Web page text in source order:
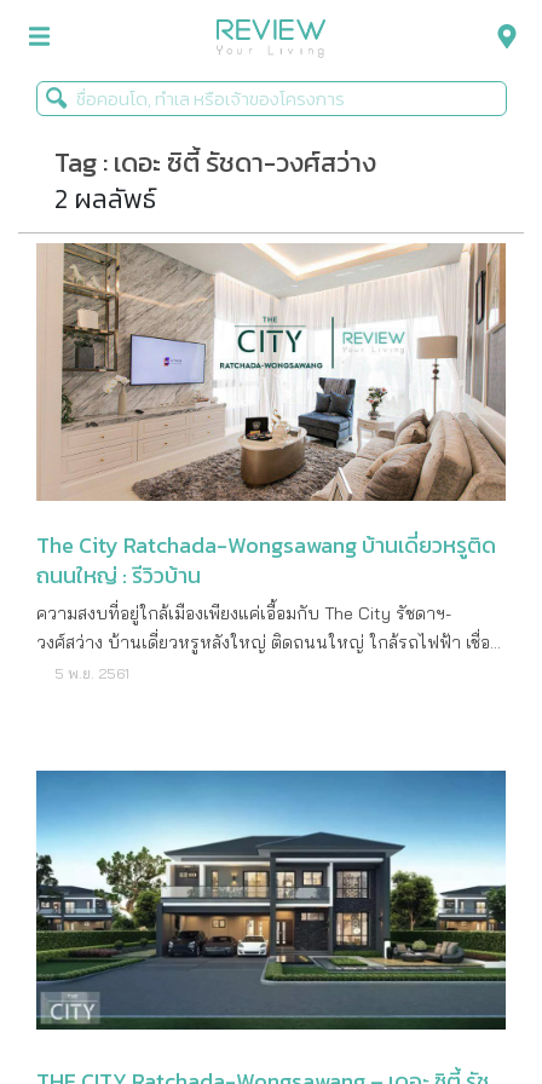
รีวิวคอนโด
รีวิวบ้าน
รีวิวทาวน์โฮม
Life+Style
Infographic
ข่าวโปรโมชั่น
Tag : เดอะ ซิตี้ รัชดา-วงศ์สว่าง
2 ผลลัพธ์
The City Ratchada-Wongsawang บ้านเดี่ยวหรูติด
ถนนใหญ่ : รีวิวบ้าน
ความสงบที่อยู่ใกล้เมืองเพียงแค่เอื้อมกับ The City รัชดาฯ-วงศ์สว่าง บ้านเดี่ยวหรูหลังใหญ่ ติดถนนใหญ่ ใกล้รถไฟฟ้า เชื่อมต่อเมืองและถนนรัชดาภิเษก รองรับครอบครัวที่กำลังขยายในอนาคต ให้บรรยากาศสังคมส่วนตัวเพียง 94 ยูนิต มาพร้อมกับส่วนกลางที่หาไม่ได้จากที่ไหนกับ The Club ตอบโจทย์คนเมืองผสมผสานเข้ากับสังคมส่วนตัว ทำเล The City รัชดาฯ-วงศ์สว่าง ตั้งอยู่บนถนนนครอินทร์ ซึ่งเป็นชานเมืองจังหวัดนนทบุรี โดยถนนเส้นนี้เป็นจุดเชื่อมเข้าไปในตัวเมืองอย่างกรุงเทพมหานครได้หลายเส้นทาง เริ่มต้นที่ถนนนครอินทร์เชื่อมไปยังถนนกรุงเทพ – นนทบุรียาวเข้าสู่ถนนรัชดาภิเษก และถนนวงศ์สว่าง หรือจะใช้ถนนติวานนท์เพื่อเชื่อมไปยังถนนงามวงศ์วาน นอกจากนี้เพิ่มความสะดวกสบายในการเดินทางยังสามารถใช้ทางด่วนเพียง 10 นาทีเข้าสู่ตัวเมือง โดยใช้ถนนพิบูลย์สงครามไปยังทางด่วนสะพานพระราม 7 หรือกลับรถเพื่อขึ้นทางด่วนประชาชื่นและงามวงศ์วาน ห่างไม่ไกลตัวโครงการยังอยู่ใกล้กับรถไฟฟ้า MRT สายสีม่วงสถานีแยกติวานนท์ 1.3 กม. และสถานีกระทรวงสาธารณสุข 1.5 กม นอกจากการเดินทางจะสะดวกสบายรอบด้านแล้ว สิ่งอำนวยความสะดวกรอบโครงการครบครันทั้งร้านอาหารที่มากอย่างบนถนนวงศ์สว่างต่อไปยังบนถนนรัชดาภิเษกก็จะพบสิ่งอำนวยความสะดวกอย่างห่างสรรพสินค้า Major Cineplex Ratchayothin หรือ Big C วงศ์สว่าง นอกจากใกล้แหล่งช็อปปิ้งและยังอุ่นใจใกล้มือหมออย่าง โรงพยาบาลเกษมราษฎร์ ประชาชื่น นอกจากนี้ยังอยู่ใกล้มหาวิทยาลัยเทคโนโลยีพระจอมเกล้า พระนครเหนือ ถัดมาตั้งต้นที่ถนนติวานนท์ยาวไปถึงถนนงามวงศ์วานเป็นอีกถนนเส้นหนึ่งที่รวมสิ่งอำนวยความสะดวกไว้มากอย่าง The Mall งามวงศ์วาน , Esplanade งามวงศ์วาน-แคราย , โรงพยาบาล นนทเวช , โรงพยาบาลวิภาวดี , มหาวิทยาลัยเกษตรศาสตร์ และยังสามารถเดินทางไปยังเซ็นทรัลลาดพร้าว และ ถนนวิภาวดี-รังสิต โดยเชื่อมผ่านเส้นทาง ถนนรัชดาภิเษก ได้อย่างสะดวกอีกด้วย ภาพรวมโครงการ The City รัชดาฯ-วงศ์สว่าง โครงการบ้านเดี่ยว 2 ชั้น บนพื้นที่ 31 ไร่ จึงทำให้มีความเป็นสังคมส่วนตัวอย่างมากเพราะทั้งโครงการมีเพียง 94 ยูนิตเท่านั้น และสิ่งที่พิเศษไม่เหมือนใครที่ไหนกับ Facility อย่าง "The Club" ผสมผสานไลฟ์สไตล์ตอบโจทย์ของครอบครัวคนเมืองให้เข้ากับสังคมส่วนตัว โดยเริ่มต้นตั้งแต่ทางเข้าหน้าประตูโครงการตรงเข้ามาจะเห็นซุ้มประตูมีป้อมของเจ้าหน้าที่รักษาความปลอดภัยตลอด 24 ชั่วโมง และเพิ่มความอุ่นใจกับระบบ Access Card สำหรับเข้าออกโครงการและ CCTV ทางเข้า – ออกโครงการ รับรองความปลอดภัยของผู้อยู่อาศัยอย่างแน่นอน เมื่อผ่านประตู ถัดมาจากประตูทางเข้าโครงการก็จะพบกับ "The Club" สถานที่ให้ครอบครัวหรือเพื่อนบ้านมาร่วมทำกิจกรรม โดยชั้นแรกจะเป็น "Lounge" ไว้คอยตอนรับแขกหรือเป็นที่พบปะพูดคุย ภายในห้องตกแต่งให้บรรยากาศหรูหรา ด้านข้างเป็นสระว่ายน้ำระบบเกลือ ซึ่งด้านปลายสระมีสระเด็กไว้เป็นแบบ Jacuzzi สามารถให้ผู้ใหญ่หรือเด็กลงมาแช่ผ่อนคลายได้ครับ และด้านข้างของ "The Club" มีพื้นที่นั่งเล่นในสวนหย่อมเพื่อให้ลูกบ้านเปลี่ยนบรรยากาศใกล้ชิดกับธรรมชาติมากขึ้นครับ ในส่วนของชั้น 2 จะเป็นห้องสำหรับนิติบุคคลให้เดินขึ้นต่อไปอีกชั้น จะพบกับ Co-working Space ให้ลูกบ้านบ้านทุกท่านเปลี่ยนบรรยากาศการทำงาน คิดงานไอเดียใหม่ๆ และมาคู่กับ Play Room พื้นที่จัดกิจกรรมสังสรรค์เล็กๆ อย่างเป็นส่วนตัว ลึกเข้าไปอีกห้องจะพบกับ Cinema Room ผ่อนคลายวันหยุดกับครอบครัวที่ไม่ต้องไปดูในโรงภาพยนตร์ที่ไหนทางโครงการได้ยกมาไว้ให้แล้ว อีกด้านเป็นส่วนของ Fitness สำหรับลูกบ้านที่รักสุขภาพ มาพร้อมกับอุปกรณ์ที่ครบครัน Unit Plan CITY RETREAT : พื้นที่ใช้สอย 262 ตร.ม. 4 ห้องนอน 4 ห้องน้ำ 2 ที่จอดรถ 1 พื้นที่เอกประสงค์ 1 ห้องครัว และ 1 ห้องแม่บ้าน CITY SPACIOUS : พื้นที่ใช้สอย 309 ตร.ม. 4 ห้องนอน 4 ห้องน้ำ 3 ที่จอดรถ 1 พื้นที่เอกประสงค์ 1 ห้องครัว และ 1 ห้องแม่บ้าน CITY SCENERY : พื้นที่ใช้สอย 375 ตร.ม. 5 ห้องนอน 6 ห้องน้ำ 3 ที่จอดรถ 1 พื้นที่เอกประสงค์ 1 ห้องครัว และ 1 ห้องแม่บ้าน CITY MYER : พื้นที่ใช้สอย 388 ตร.ม. 4 ห้องนอน 5 ห้องน้ำ 3 ที่จอดรถ 1 พื้นที่เอกประสงค์ 1 ห้องครัว และ 1 ห้องแม่บ้าน CITY LUX LODGE : พื้นที่ใช้สอย 500 ตร.ม. 5 ห้องนอน 6 ห้องน้ำ 4 ที่จอดรถ 1 พื้นที่เอกประสงค์ 1 ห้องครัว และ 1 ห้องแม่บ้าน ชมบ้านตัวอย่าง บ้านตัวอย่างที่จะพาชมวันนี้มีสองแบบครับ ซึ่งแบบแรกที่จะพาไปชมคือ CITY SPACIOUS พื้นที่ใช้สอย 309 ตร.ม. 4 ห้องนอน 4 ห้องน้ำ 3 ที่จอดรถ 1 พื้นที่เอกประสงค์ 1 ห้องครัว และ 1 ห้องแม่บ้าน เป็นบ้านเดี่ยว 2 ชั้น สำหรับที่จอดรถในร่มกว้างขวางจอดรถได้ถึง 3 คันและมีประตูเชื่อมเข้าไปยังตัวบ้าน จุดเด่นของบ้านแบบนี้คือมีพื้นที่กว้าง ชั้นล่างสามารถทำห้องนั่งเล่นได้ถึงสองห้อง หรืออาจปรับเปลี่ยนฟังก์ชันสร้างห้องเพิ่มเติมเป็นห้องนอนสำหรับแขกหรือแม้แต่จะปรับเป็นห้องสูงอายุ ก็สามารถทำได้ครับ นอกจากนี้ยังสามารถทำเป็นห้องอเนกประสงค์เป็นมุมโปรดของคนในครอบครัวได้ เหมาะกับครอบครัวที่ขยาย ซึ่งชั้นล่างทางโครงการยังมีห้องเปล่าไว้ให้อีกห้องครับ ต่อจากห้องครัวด้านหลังบ้านมีห้องแม่บ้านให้พร้อมกับห้องน้ำในตัวเชื่อมกับพื้นที่ซักล้าง ประตูหลักของบ้านเป็นประตูไม้สักแท้สลับกับวัสดุกระจกใสทำให้บ้าน ดูโปร่งไม่ทึบ แสงแดดส่องเข้าบ้านได้ เข้ามาภายในบ้านกับส่วน Common Area ที่กว้างขวาง ซึ่งมีการจัดวางฟังก์ชั่นได้อย่างลงตัว เชื่อมต่อโซนรับประทานอาหารกับห้องนั่งเล่น เพื่อสร้างความสัมพันธ์อันใกล้ชิดของคนในครอบครัว อีกทั้งในส่วนของโต๊ะรับประทานอาหารสามารถวางเพิ่มเป็น 8-10 ที่นั่งก็ยังเหลือพื้นที่ใช้สอยได้อีกมาก ในส่วนถัดมาจะเป็นส่วนของห้องน้ำกลางซึ่งแบบบ้านนี้ห้องน้ำกลางจะมีส่วนของพื้นที่อาบน้ำแบ่งส่วนพื้นที่เปียกและแห้งครับ อ่างล้างหน้าและโถสุขภัณฑ์จากแบรนด์ Cotto ภายในห้องน้ำมีหน้าต่างเป็นแบบบานกระทุ้งไว้ระบายอากาศ ไม่อับชื้น ต่อจากห้องน้ำกลางเป็นส่วนของห้องอเนกประสงค์ทางโครงการได้ Built in เป็นห้องทำงาน ซึ่งสามารถปรับเปลี่ยนฟังก์ชันตามผู้อยู่อาศัยให้เป็นห้องนอนของผู้สูงอายุได้ครับ เพราะมีพื้นที่กว้างสามารถวางเตียง 5 ฟุตได้หรือจะเป็นห้องดูหนัง อ่านหนังสือทำกิจกรรมภายในครอบครัวได้ครับ ก่อนที่จะเข้าห้องครัวทางโครงการ Built in เป็นเคาน์เตอร์บาร์ ทำให้เห็นว่ามีพื้นที่กว้างมาก ซึ่งห้องครัวเป็นครัวปิดกั้นด้วยประตูกระจกใสแบบบานเลื่อน ภายในห้องครัวทางโครงการให้เคาน์เตอร์ครัวเป็น L shape ซึ่งอ่างล้างจานอยู่ติดริมกระจกเพื่อให้ระบายอากาศ ใต้อ่างล้างจานมีถังขยะไว้ให้ อีกด้านหนึ่งมีเครื่องดูดควันจากแบรนด์ MEX แต่ไม่ให้เตามานะครับ ก่อนออกประตูเชื่อมไปหลังบ้านด้านบนประตูติดตั้งพัดลมดูดอากาศให้ครับ ในส่วนของหลังบ้านเป็นพื้นที่ซักล้าง ประตูด้านซ้ายมือเป็นห้องแม่บ้านที่มีห้องน้ำให้ภายในตัว กลับเข้ามาภายในบ้านก่อนที่จะขึ้นชั้น 2 ประตูด้านซ้ายมือคือประตูที่เชื่อมจากที่จอดรถ ส่วนประตูกลางเป็นห้องเก็บของใต้บันไดและเป็นที่เก็บตู้ไฟภายในบ้าน ในส่วนของชั้น 2 ขึ้นบันไดมาจะพบพื้นที่ Family area ไว้ทำกิจกรรมภายในครอบครัวบนชั้น 2 เพิ่มความเป็นส่วนตัวมากขึ้นและสามารถมองเห็นชั้นล่างที่เป็น Double Volume ส่วนบนชั้น 2 เป็นส่วนของห้องนอนโดยแบ่งออกเป็นห้อง Master Bedroom ห้องนอน 2 และ ห้องนอน 3 ซึ่งทางโครงการเพิ่มความเป็นส่วนตัวมากขึ้นโดยมีห้องน้ำในตัวสำหรับห้องนอนชั้นบนทุกห้อง ในส่วนของห้องนอน 1 ระดับพื้นจนถึงฝ้า 2.8 เมตร ทำให้ห้องดูโปร่งโล่งสบายไม่อึดอัด ปูพื้นด้วยปาร์เก้สำเร็จรูปไม้สัก ภายในห้องสามารถวางเตียงขนาด King Size ก็ยังมีพื้นที่เหลืออีกมาก ที่ปลายเตียงมีพื้นที่สามารถวางโต๊ะทำงานได้ ภายในห้องมีหน้าต่าง 2 ด้านเพื่อให้แสงส่องเข้ามาในห้องทำให้ดูไม่ทึบ ทางด้านหน้าห้องน้ำมีพื้นที่ทำ Walk In Closet ได้ครับ ภายในห้องน้ำพื้นปูด้วยกระเบื้องเซรามิค มีกระจกเงาบานใหญ่ไว้ให้ อ่างล่างหน้าแบบแขวนผนังทางโครงการ Built in ตู้เก็บของใต้อ่าง ถัดมาเป็นห้องนอน 2 วัสดุต่างๆ ทั้งกระเบื้อง ความสูงของเพดาน ขนาดของห้องมีความใกล้เคียงกันครับ ในส่วนของห้องน้ำเข้ามาจะเจออ่างล้างหน้าที่เป็นแบบแขวนผนังลอยตัวและมีทางโครงการ Built in ตู้เก็บของเพื่อประโยชน์ใช้สอยมากขึ้น ด้านข้างเป็นโถสุขภัณฑ์ ถัดมาเป็นส่วนของพื้นที่อาบน้ำมีพื้นต่างระดับแบ่งส่วนแห้งและเปียกอย่างเป็นสัดส่วน ด้านข้างฝักบัวทางโครงการเจาะผนังไว้สามารถวางของได้เพิ่มประโยชน์ต่อการใช้งานมากขึ้น และมีหน้าต่างเป็นกระจกโปร่งแสงเพื่อให้อากาศถ่ายเททำให้ห้องน้ำไม่อับชื้นครับ สุดท้ายเป็นส่วนของ Master Bedroom ซึ่งภายในห้องมีขนาดกว้างมากสามารถแบ่งโซนเป็น Double Function สามารถวางเตียงขนาด King Size ก็ยังเหลือพื้นที่ด้านข้างเตียงอีกมาก ทางโครงการได้กั้นห้องแบ่งโซนอีกฝั่งเป็นพื้นที่ Walk In Closet หน้าห้องน้ำ ภายในห้องน้ำของ Master Bedroom มีอ่างล้างหน้าแบบลอยตัวเป็นแบบอ่างล้างหน้า His & Her ด้านขวามือเป็นส่วนของอ่างอาบน้ำด้านบนของอ่างมีกระจกแบบบานกระทุ้งเพื่อระบายอากาศ อีกด้านเป็นส่วนของโถสุขภัณฑ์ด้านหลังโถมีผนังยื่นออกมาสามารถวางของได้ครับ ข้างโถสุขภัณฑ์เป็นพื้นที่อาบน้ำโดยกั้นด้วยกระจก Tempered Glass สุดท้ายเป็นส่วนของระเบียงหน้าบ้านซึ่งมีเฉพาะห้อง Master Bedroom เท่านั้นราวกันตกเป็นโครงเหล็กกับกระจกนิรภัย ปลายสุดของระเบียงมีช่องระบายน้ำเพื่อเวลาฝนตกน้ำจะไม่ขังระบายออกได้ครับ มาต่อกับบ้านตัวอย่างแบบที่ 2 คือแบบ CITY MYER พื้นที่ใช้สอย 388 ตร.ม. 4 ห้องนอน 5 ห้องน้ำ 3 ที่จอดรถในร่ม 1 พื้นที่เอกประสงค์ 1 ห้องครัว และ 1 ห้องแม่บ้าน จุดเด่นของบ้านที่มีหน้ากว้างมากประตูหลักทางเข้าบ้านด้านซ้ายมือเป็นกระจกทรงสูงทำให้บ้านดูโปรงโล่งสบาย อีกทั้งเป็นจุดเด่นอีกด้วย ในส่วนของที่จอดรถในร่มกว้างขวางสามารถจอดรถได้ถึง 3 คันมีประตูไม้สักแท้เชื่อมเข้าสู่ตัวบ้าน ด้านข้างของที่จอดรถมีห้องเก็บของไว้ให้ครับ เข้ามาภายในบ้านชั้นแรกส่วนของ Common Area ที่มีความกว้างขวางมากจึงสามารถแบ่งออกได้หลาย Function ตามความต้องการของผู้อยู่อาศัยทางโครงการออกแบบได้ตอบโจทย์ความต้องการของสมาชิกในครอบครัวด้วยห้องนั่งเล่น 2 ห้อง ที่แยกสัดส่วนเป็นส่วนของ Guest และ Family ได้อย่างชัดเจนมีพื้นที่เตรียมอาหารแยกกับห้องครัวอย่างลงตัว พื้นปูด้วยกระเบื้องแกรนิตโต้ครับ ประตูกระจกบานนี้เชื่อมออกไปเป็นชานบานเชื่อมต่อกับบริเวณสวนด้านนอก สามารถปรับเป็นมุมนั่งเล่นจิบกาแฟยามเช้า ก็ทำได้ครับ ไว้เปลี่ยนบรรยากาศอยากให้ลูกบ้านได้สัมผัสกับอากาศนอกบ้านครับ โถงกลางบ้านสามารถวางโต๊ะรับประทานอาหารซึ่งความจริงแล้วมีพื้นที่กว้างมากสามารถวางโต๊ะสำหรับ 8-10 ที่นั่งก็ยังได้คับ ทางด้านซ้ายมือเป็นส่วนของห้องนั่งเล่น 2 ซึ่งมีกระจกใสมุมยาวทั้ง 2 ด้านเพื่อทำให้บ้านโล่งสบาย โซนนี้จะเชื่อมต่อกับ Dining ทำให้พื้นที่พักพักผ่อนของ Family Area เชื่อมต่อกันได้อย่างชัดเจน และยังแยกเป็นสัดส่วนจากส่วนรับรองแขกด้านหน้า ทำให้บ้านดูมีการแบ่งฟังก์ชั่นที่ลงตัวทีเดียว ส่วนอีกด้านของส่วนรับประทานอาหารเป็นพื้นที่จัดเตรียมอาหารซึ่งอยู่ด้านหน้าห้องครัวแบ่งสัดส่วนอย่างชัดเจน ในส่วนของ "Maid Plaza" จะแบ่งออกเป็น ห้องครัว ห้องแม่บ้าน และ ห้อง service เริ่มจากด้านซ้ายมือ มีกระจกบานเลื่อนตรงกับอ่างล้างจาน ซึ่งข้อดีของกระจากบานเลื่อนให้ตรงกับอ่างล่างจานเพื่อให้อากาศถ่ายเท ทำให้ตรงอ่างไม่อับชื้น ด้านล่างของอ่างล่างจานมีถังขยะให้ครับ ด้านข้างกระจกติดตั้งพัดลมดูดอากาศ และในส่วนของเคาน์เตอร์อีกด้านเป็นแบบ L shape มาพร้อมกับเครื่องดูดควันจากแบรนด์ MEX แต่ทางโครงการไม่ได้ให้เตานะครับ และด้านขวามมือมีประตูเชื่อมออกไปด้านหลังบ้าน
5 พ.ย. 2561